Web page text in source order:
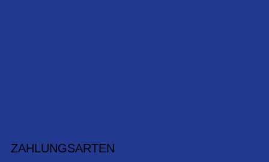
ZAHLUNGSARTEN